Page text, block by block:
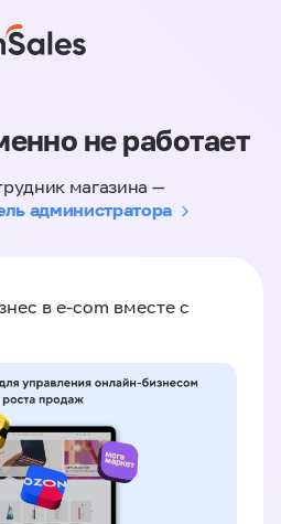
не работает
магазина —
администратора
в e-com вместе с